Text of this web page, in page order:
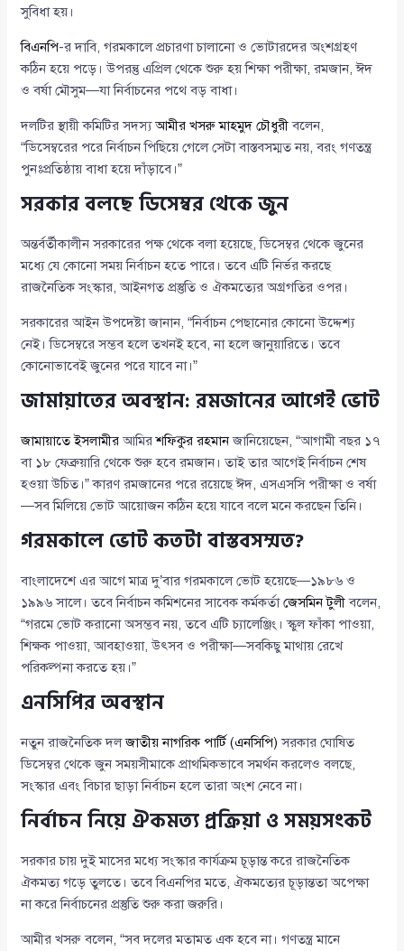
সুবিধা হয়।
বিএনপি-র দাবি, গরমকালে প্রচারণা চালানো ও ভোটারদের অংশগ্রহণ
কঠিন হয়ে পড়ে। উপরন্তু এপ্রিল থেকে শুরু হয় শিক্ষা পরীক্ষা, রমজান, ঈদ
ও বর্ষা মৌসুম—যা নির্বাচনের পথে বড় বাধা।
দলটির স্থায়ী কমিটির সদস্যআমীর খসরু মাহমুদ চৌধুরীবলেন,
“ডিসেম্বরের পরে নির্বাচন পিছিয়ে গেলে সেটা বাস্তবসম্মত নয়, বরং গণতন্ত্র
পুনঃপ্রতিষ্ঠায় বাধা হয়ে দাঁড়াবে।”
সরকার বলছে ডিসেম্বর থেকে জুন
অন্তর্বর্তীকালীন সরকারের পক্ষ থেকে বলা হয়েছে, ডিসেম্বর থেকে জুনের
মধ্যে যে কোনো সময় নির্বাচন হতে পারে। তবে এটি নির্ভর করছে
রাজনৈতিক সংস্কার, আইনগত প্রস্তুতি ও ঐকমত্যের অগ্রগতির ওপর।
সরকারের আইন উপদেষ্টা জানান, “নির্বাচন পেছানোর কোনো উদ্দেশ্য
নেই। ডিসেম্বরে সম্ভব হলে তখনই হবে, না হলে জানুয়ারিতে। তবে
কোনোভাবেই জুনের পরে যাবে না।”
জামায়াতের অবস্থান: রমজানের আগেই ভোট
জামায়াতে ইসলামীরআমিরশফিকুর রহমানজানিয়েছেন, “আগামী বছর ১৭
বা ১৮ ফেব্রুয়ারি থেকে শুরু হবে রমজান। তাই তার আগেই নির্বাচন শেষ
হওয়া উচিত।” কারণ রমজানের পরে রয়েছে ঈদ, এসএসসি পরীক্ষা ও বর্ষা
—সব মিলিয়ে ভোট আয়োজন কঠিন হয়ে যাবে বলে মনে করছেন তিনি।
গরমকালে ভোট কতটা বাস্তবসম্মত?
বাংলাদেশে এর আগে মাত্র দু’বার গরমকালে ভোট হয়েছে—১৯৮৬ ও
১৯৯৬ সালে। তবে নির্বাচন কমিশনের সাবেক কর্মকর্তাজেসমিন টুলীবলেন,
“গরমে ভোট করানো অসম্ভব নয়, তবে এটি চ্যালেঞ্জিং। স্কুল ফাঁকা পাওয়া,
শিক্ষক পাওয়া, আবহাওয়া, উৎসব ও পরীক্ষা—সবকিছু মাথায় রেখে
পরিকল্পনা করতে হয়।”
এনসিপির অবস্থান
নতুন রাজনৈতিক দলজাতীয় নাগরিক পার্টি (এনসিপি) সরকার ঘোষিত
ডিসেম্বর থেকে জুন সময়সীমাকে প্রাথমিকভাবে সমর্থন করলেও বলছে,
সংস্কার এবং বিচার ছাড়া নির্বাচন হলে তারা অংশ নেবে না।
নির্বাচন নিয়ে ঐকমত্য প্রক্রিয়া ও সময়সংকট
সরকার চায় দুই মাসের মধ্যে সংস্কার কার্যক্রম চূড়ান্ত করে রাজনৈতিক
ঐকমত্য গড়ে তুলতে। তবে বিএনপির মতে, ঐকমত্যের চূড়ান্ততা অপেক্ষা
না করে নির্বাচনের প্রস্তুতি শুরু করা জরুরি।
আমীর খসরু বলেন, “সব দলের মতামত এক হবে না। গণতন্ত্র মানে